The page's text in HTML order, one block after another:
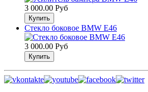
3 000.00 Руб
Стекло боковое BMW E46
3 000.00 Руб